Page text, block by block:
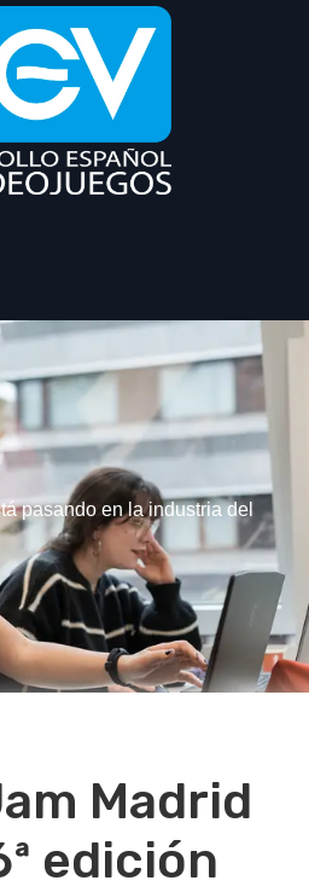
pasando en la industria del
Madrid
edición